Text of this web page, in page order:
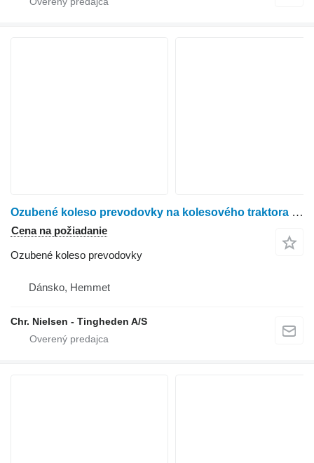
Ozubené koleso prevodovky na kolesového traktora John Deere 6200
Cena na požiadanie
Ozubené koleso prevodovky
Dánsko, Hemmet
Chr. Nielsen - Tingheden A/S